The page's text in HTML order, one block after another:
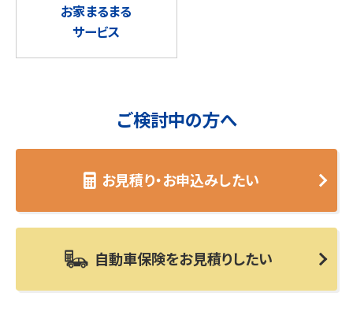
お家まるまる
サービス
ご検討中の方へ
お見積り・お申込みしたい
自動車保険をお見積りしたい